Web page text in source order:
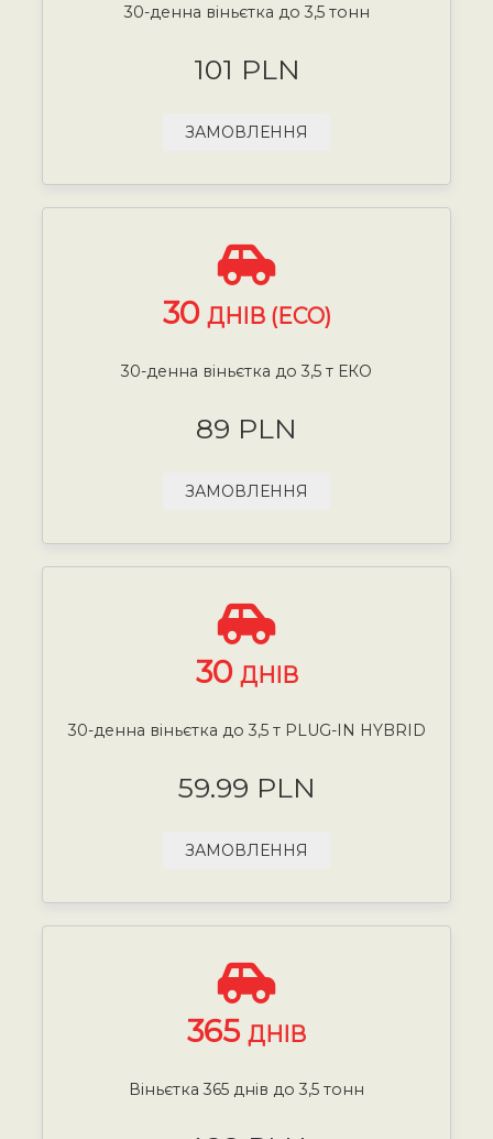
30-денна віньєтка до 3,5 тонн
101 PLN
ЗАМОВЛЕННЯ
30 ДНІВ (ECO)
30-денна віньєтка до 3,5 т ЕКО
89 PLN
ЗАМОВЛЕННЯ
30 ДНІВ
30-денна віньєтка до 3,5 т PLUG-IN HYBRID
59.99 PLN
ЗАМОВЛЕННЯ
365 ДНІВ
Віньєтка 365 днів до 3,5 тонн